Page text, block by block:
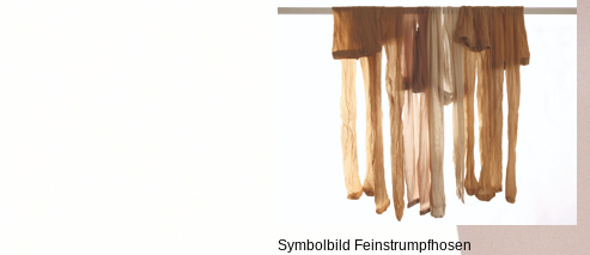
Symbolbild Feinstrumpfhosen